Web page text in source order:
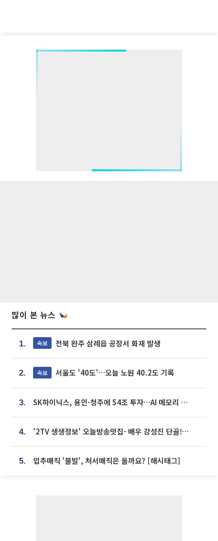
많이 본 뉴스
1. 속보 전북 완주 삼례읍 공장서 화재 발생
2. 속보 서울도 '40도'…오늘 노원 40.2도 기록
3. SK하이닉스, 용인·청주에 54조 투자…AI 메모리 생산기지 키운다
4. '2TV 생생정보' 오늘방송맛집- 배우 강성진 단골! 쌀국수ㆍ푸팟퐁 커리 맛집 '블○○○'
5. 입추매직 '불발', 처서매직은 올까요? [해시태그]